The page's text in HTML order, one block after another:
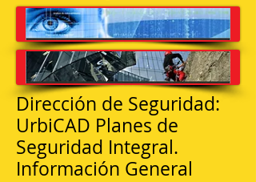
Dirección de Seguridad:
UrbiCAD Planes de
Seguridad Integral.
Información General